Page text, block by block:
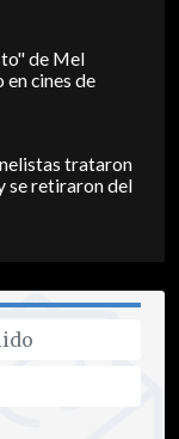
de Mel
cines de
trataron
se retiraron del